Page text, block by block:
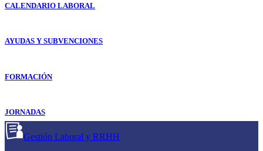
CALENDARIO LABORAL
AYUDAS Y SUBVENCIONES
FORMACIÓN
JORNADAS
Gestión Laboral y RRHH